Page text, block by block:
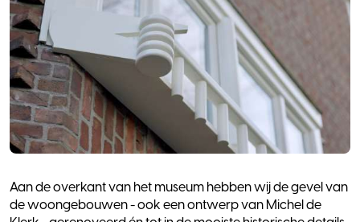
Aan de overkant van het museum hebben wij de gevel van
de woongebouwen - ook een ontwerp van Michel de